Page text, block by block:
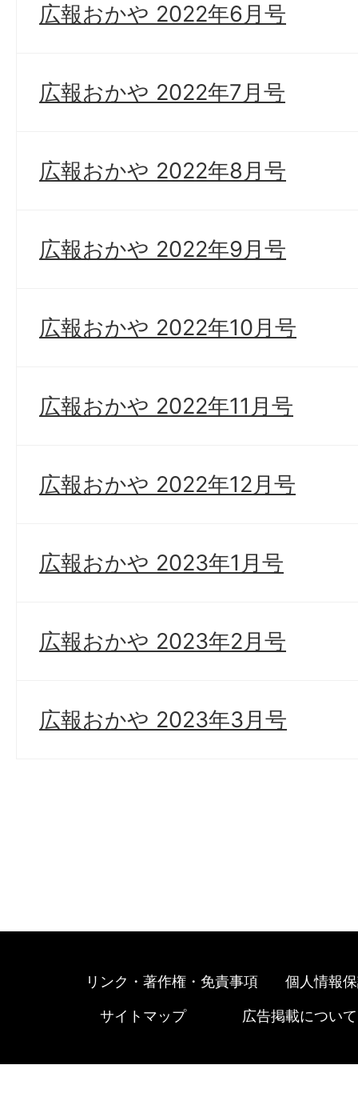
広報おかや 2022年6月号
広報おかや 2022年7月号
広報おかや 2022年8月号
広報おかや 2022年9月号
広報おかや 2022年10月号
広報おかや 2022年11月号
広報おかや 2022年12月号
広報おかや 2023年1月号
広報おかや 2023年2月号
広報おかや 2023年3月号
リンク・著作権・免責事項 個人情報
サイトマップ 広告掲載について